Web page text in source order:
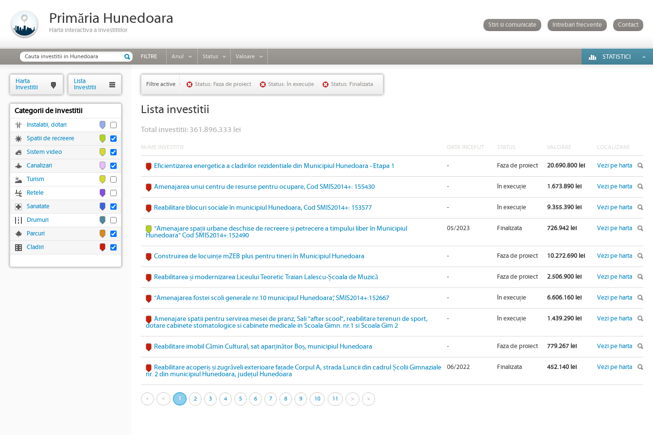
Primăria Hunedoara
Harta interactiva a investitiilor
Stiri si comunicate Intrebari frecvente Contact
FILTRE Anul Status Valoare STATISTICI
Filtre active Status: Faza de proiect Status: În execuție Status: Finalizata
Lista investitii
Total investitii: 361.896.333 lei
NUME INVESTITIE DATA INCEPUT STATUS VALOARE LOCALIZARE
Eficientizarea energetica a cladirilor rezidentiale din Municipiul Hunedoara - Etapa 1 - Faza de proiect 20.690.800 lei Vezi pe harta
Amenajarea unui centru de resurse pentru ocupare, Cod SMIS2014+: 155430 - În execuție 1.673.890 lei Vezi pe harta
Reabilitare blocuri sociale în municipiul Hunedoara, Cod SMIS2014+: 153577 - În execuție 9.355.390 lei Vezi pe harta
”Amenajare spații urbane deschise de recreere și petrecere a timpului liber în Municipiul
Hunedoara” Cod SMIS2014+:152490
05/2023 Finalizata 726.942 lei Vezi pe harta
Construirea de locuințe mZEB plus pentru tineri în Municipiul Hunedoara - Faza de proiect 10.272.690 lei Vezi pe harta
Reabilitarea și modernizarea Liceului Teoretic Traian Lalescu-Școala de Muzică - Faza de proiect 2.506.900 lei Vezi pe harta
”Amenajarea fostei scoli generale nr.10 municipiul Hunedoara”, SMIS2014+:152667 - În execuție 6.606.160 lei Vezi pe harta
Amenajare spatii pentru servirea mesei de pranz, Sali "after scool", reabilitare terenuri de sport,
dotare cabinete stomatologice si cabinete medicale in Scoala Gimn. nr.1 si Scoala Gim 2
- În execuție 1.439.290 lei Vezi pe harta
Reabilitare imobil Cămin Cultural, sat aparținător Boș, municipiul Hunedoara - Faza de proiect 779.267 lei Vezi pe harta
Reabilitare acoperiș și zugrăveli exterioare fațade Corpul A, strada Luncii din cadrul Școlii Gimnaziale
nr. 2 din municipiul Hunedoara, județul Hunedoara
06/2022 Finalizata 452.140 lei Vezi pe harta
« < 1 2 3 4 5 6 7 8 9 10 11 > »
Harta
Investitii
Lista
Investitii
Categorii de investitii
Instalatii, dotari
Spatii de recreere
Sistem video
Canalizari
Turism
Retele
Sanatate
Drumuri
Parcuri
Cladiri